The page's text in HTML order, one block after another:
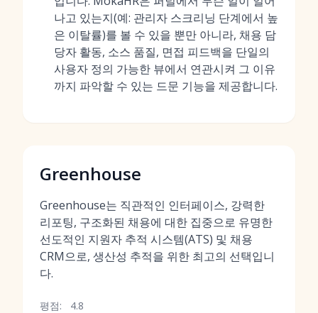
나고 있는지(예: 관리자 스크리닝 단계에서 높
은 이탈률)를 볼 수 있을 뿐만 아니라, 채용 담
당자 활동, 소스 품질, 면접 피드백을 단일의
사용자 정의 가능한 뷰에서 연관시켜 그 이유
까지 파악할 수 있는 드문 기능을 제공합니다.
Greenhouse
Greenhouse는 직관적인 인터페이스, 강력한
리포팅, 구조화된 채용에 대한 집중으로 유명한
선도적인 지원자 추적 시스템(ATS) 및 채용
CRM으로, 생산성 추적을 위한 최고의 선택입니
다.
평점: 4.8